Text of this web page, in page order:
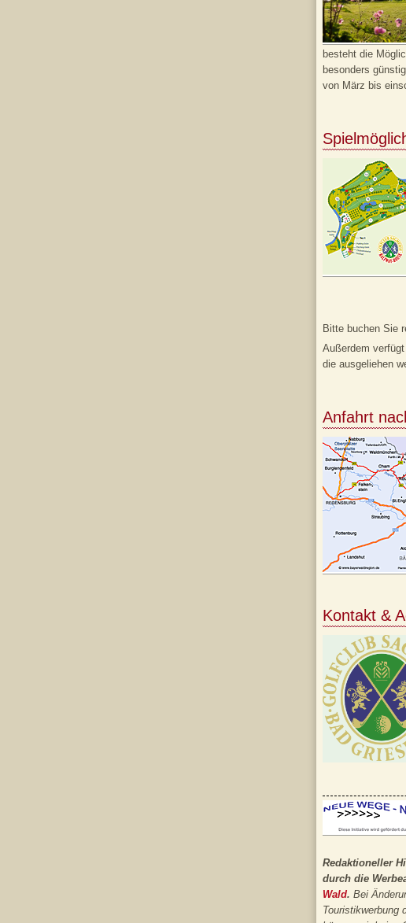
besteht die
besonders
von März bis
Bitte buchen Sie
Außerdem
die ausgeliehen
Anfahrt
Kontakt &
Redaktioneller
durch die
Wald. Bei
Touristikwerbung